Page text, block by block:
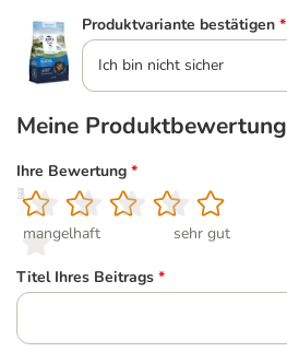
Produktvariante bestätigen *
Ich bin nicht sicher
Meine Produktbewertung
Ihre Bewertung *
1
mangelhaft
2
3
4
5
sehr gut
Titel Ihres Beitrags *